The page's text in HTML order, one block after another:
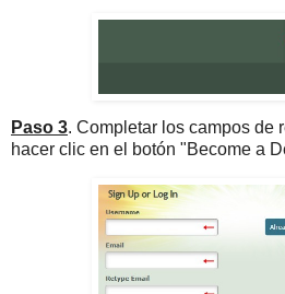
Paso 3. Completar los campos de
hacer clic en el botón "Become a